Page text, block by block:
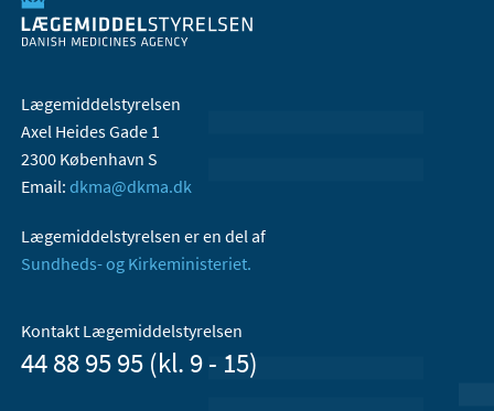
Lægemiddelstyrelsen
Axel Heides Gade 1
2300 København S
Email: dkma@dkma.dk
Lægemiddelstyrelsen er en del af
Sundheds- og Kirkeministeriet.
Kontakt Lægemiddelstyrelsen
44 88 95 95 (kl. 9 - 15)